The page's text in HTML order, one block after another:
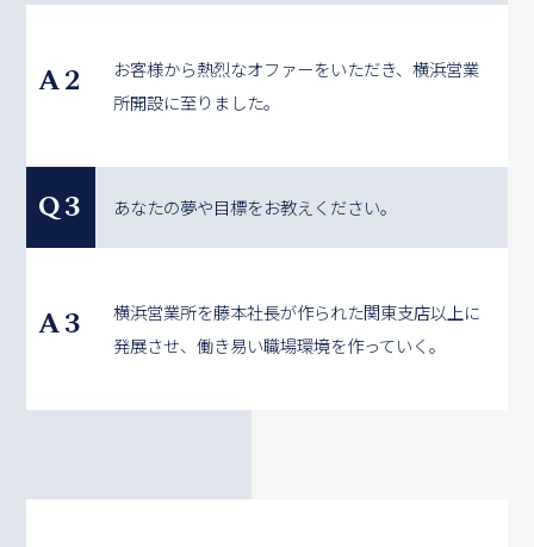
A2
お客様から熱烈なオファーをいただき、横浜営業
所開設に至りました。
Q3 あなたの夢や目標をお教えください。
A3
横浜営業所を藤本社長が作られた関東支店以上に
発展させ、働き易い職場環境を作っていく。